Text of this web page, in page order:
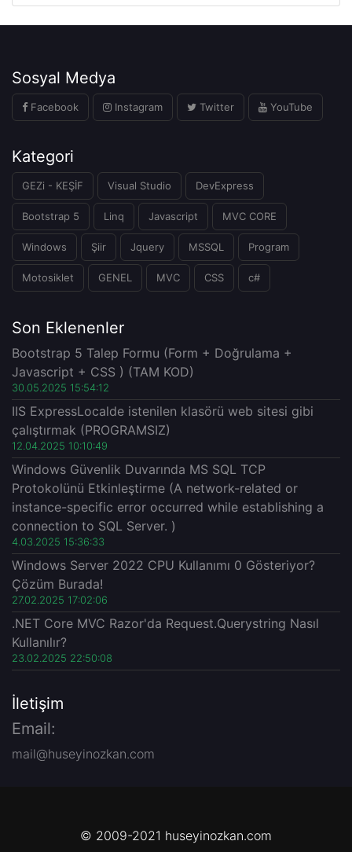
Sosyal Medya
Facebook Instagram Twitter YouTube
Kategori
GEZi - KEŞİF Visual Studio DevExpress
Bootstrap 5 Linq Javascript MVC CORE
Windows Şiir Jquery MSSQL Program
Motosiklet GENEL MVC CSS c#
Son Eklenenler
Bootstrap 5 Talep Formu (Form + Doğrulama +
Javascript + CSS ) (TAM KOD)
30.05.2025 15:54:12
IIS ExpressLocalde istenilen klasörü web sitesi gibi
çalıştırmak (PROGRAMSIZ)
12.04.2025 10:10:49
Windows Güvenlik Duvarında MS SQL TCP
Protokolünü Etkinleştirme (A network-related or
instance-specific error occurred while establishing a
connection to SQL Server. )
4.03.2025 15:36:33
Windows Server 2022 CPU Kullanımı 0 Gösteriyor?
Çözüm Burada!
27.02.2025 17:02:06
.NET Core MVC Razor'da Request.Querystring Nasıl
Kullanılır?
23.02.2025 22:50:08
İletişim
Email:
mail@huseyinozkan.com
© 2009-2021 huseyinozkan.com